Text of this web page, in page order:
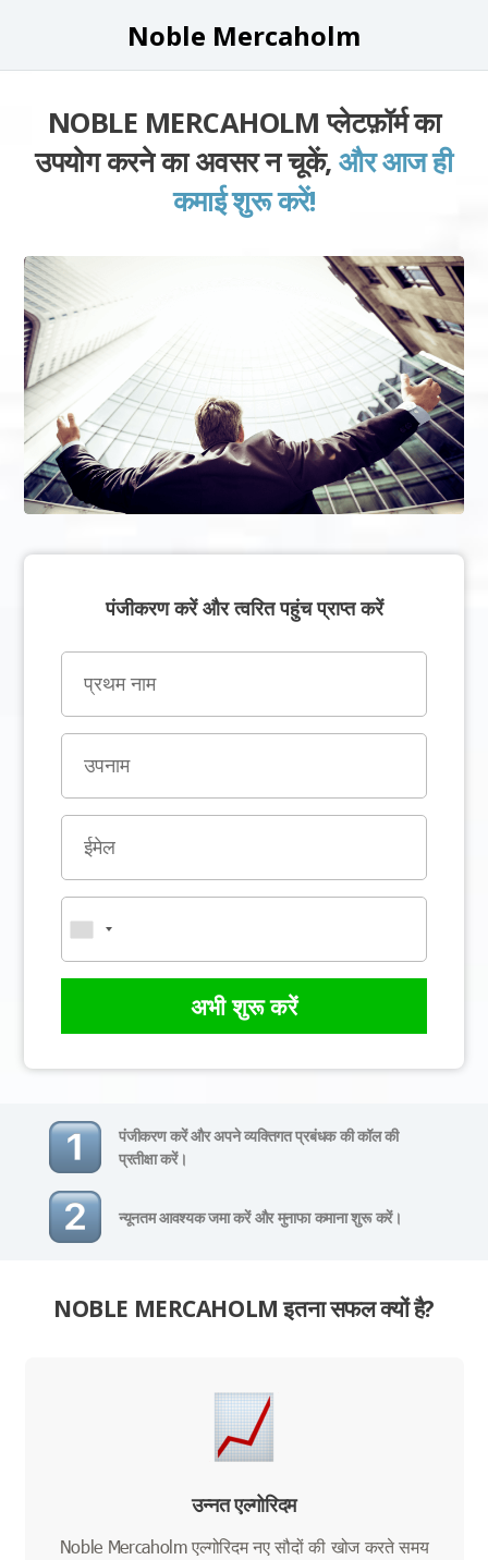
Noble Mercaholm
NOBLE MERCAHOLM प्लेटफ़ॉर्म का
उपयोग करने का अवसर न चूकें,और आज ही
कमाई शुरू करें!
पंजीकरण करें और त्वरित पहुंच प्राप्त करें
अभी शुरू करें
पंजीकरण करें और अपने व्यक्तिगत प्रबंधक की कॉल की
प्रतीक्षा करें।
न्यूनतम आवश्यक जमा करें और मुनाफा कमाना शुरू करें।
NOBLE MERCAHOLM इतना सफल क्यों है?
उन्नत एल्गोरिदम
Noble Mercaholm एल्गोरिदम नए सौदों की खोज करते समय